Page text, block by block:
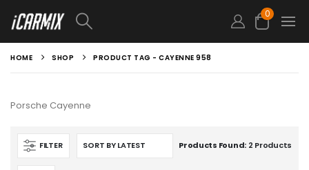
0
HOME SHOP PRODUCT TAG - CAYENNE 958
Porsche Cayenne
FILTER Products Found: 2 Products